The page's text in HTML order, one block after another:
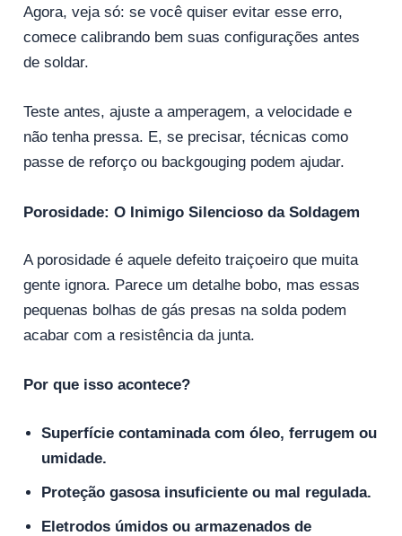
Agora, veja só: se você quiser evitar esse erro,
comece calibrando bem suas configurações antes
de soldar.
Teste antes, ajuste a amperagem, a velocidade e
não tenha pressa. E, se precisar, técnicas como
passe de reforço ou backgouging podem ajudar.
Porosidade: O Inimigo Silencioso da Soldagem
A porosidade é aquele defeito traiçoeiro que muita
gente ignora. Parece um detalhe bobo, mas essas
pequenas bolhas de gás presas na solda podem
acabar com a resistência da junta.
Por que isso acontece?
Superfície contaminada com óleo, ferrugem ou
umidade.
Proteção gasosa insuficiente ou mal regulada.
Eletrodos úmidos ou armazenados de